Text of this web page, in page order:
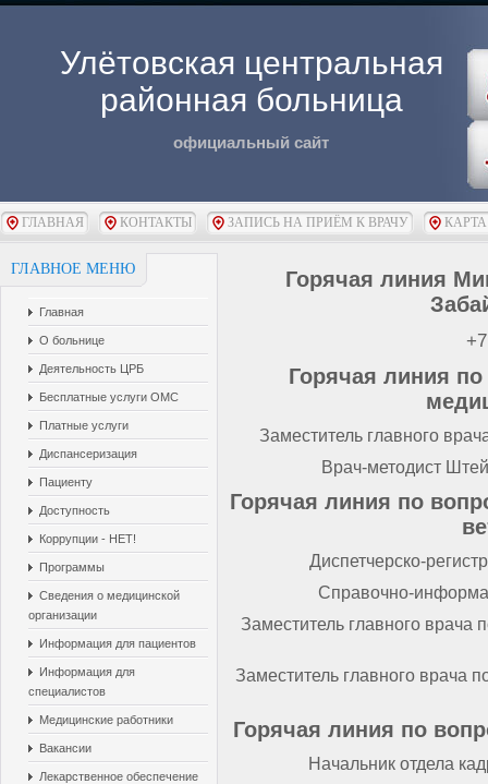
Улётовская центральная
районная больница
официальный сайт
ГЛАВНАЯ КОНТАКТЫ ЗАПИСЬ НА ПРИЁМ К ВРАЧУ
ГЛАВНОЕ МЕНЮ
Главная
О больнице
Деятельность ЦРБ
Бесплатные услуги ОМС
Платные услуги
Диспансеризация
Пациенту
Доступность
Коррупции - НЕТ!
Программы
Сведения о медицинской
организации
Информация для пациентов
Информация для
специалистов
Медицинские работники
Вакансии
Лекарственное обеспечение
Горячая линия
Горячая линия по
Заместитель главного
Врач-методист
Горячая линия по
Диспетчерско-
Справочно-
Заместитель главного
Заместитель главного врача
Горячая линия по
Начальник отдела